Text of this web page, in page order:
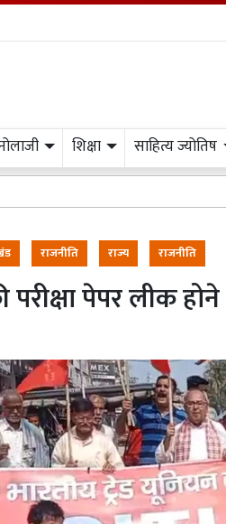
शिक्षा साहित्य ज्योतिष
स्वतंत्र
राजनीति राज्य राजनीति
परीक्षा पेपर लीक